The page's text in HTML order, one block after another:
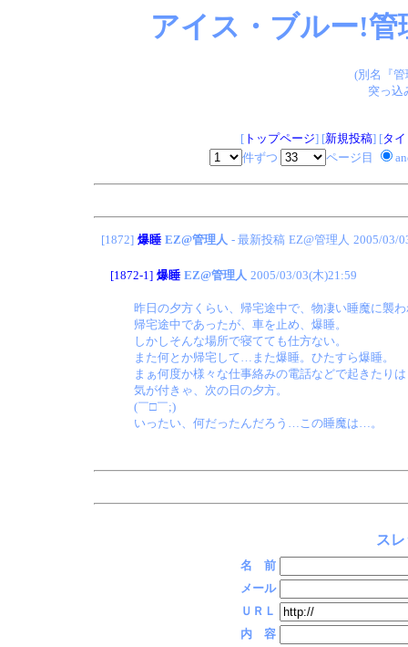
アイス・ブルー!
(別名『
突っ込
[トップページ] [新規投稿] [タ
件ずつ
ページ目
[1872] 爆睡 EZ@管理人 - 最新投稿 EZ@管理人 2005/03/
[1872-1] 爆睡 EZ@管理人 2005/03/03(木)21:59
昨日の夕方くらい、帰宅途中で、物凄い睡魔に襲
帰宅途中であったが、車を止め、爆睡。
しかしそんな場所で寝てても仕方ない。
また何とか帰宅して…また爆睡。ひたすら爆睡。
まぁ何度か様々な仕事絡みの電話などで起きたり
気が付きゃ、次の日の夕方。
(￣□￣;)
いったい、何だったんだろう…この睡魔は…。
ス
名 前
メール
ＵＲＬ
内 容